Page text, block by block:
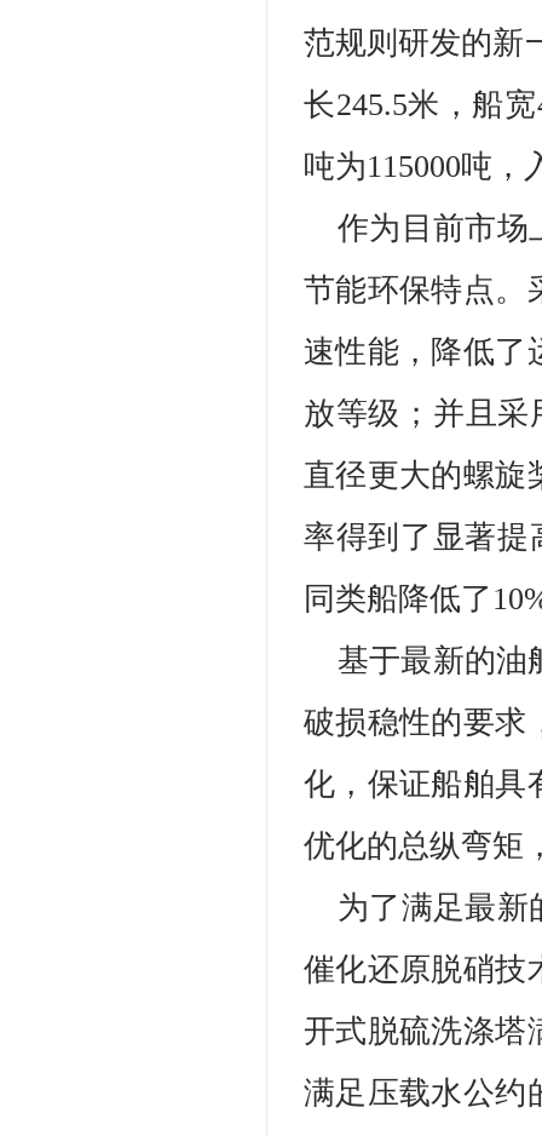
范规则研发的新
长245.5米，船
吨为115000吨，
作为目前市场
节能环保特点。
速性能，降低了
放等级；并且采
直径更大的螺旋
率得到了显著提
同类船降低了
基于最新的油
破损稳性的要求
化，保证船舶具
优化的总纵弯矩
为了满足最新
催化还原脱硝技
开式脱硫洗涤塔
满足压载水公约